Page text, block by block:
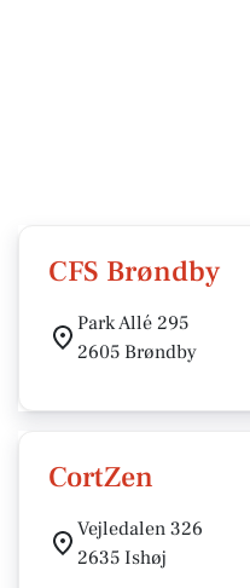
CFS Brøndby
Park Allé 295
2605 Brøndby
CortZen
Vejledalen 326
2635 Ishøj